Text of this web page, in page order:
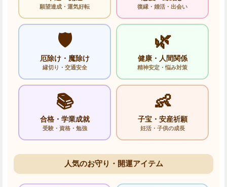
願望達成・運気好転 復縁・婚活・出会い
🛡️
厄除け・魔除け
縁切り・交通安全
🌿
健康・人間関係
精神安定・悩み対策
📚
合格・学業成就
受験・資格・勉強
👶
子宝・安産祈願
妊活・子供の成長
人気のお守り・開運アイテム